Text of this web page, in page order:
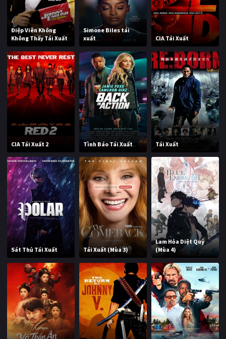
Điệp Viên Không
Không Thấy Tái Xuất
Simone Biles tái
xuất
CIA Tái Xuất
CIA Tái Xuất 2 Tình Báo Tái Xuất Tái Xuất
Sát Thủ Tái Xuất Tái Xuất (Mùa 3)
Lam Hỏa Diệt Quỷ
(Mùa 4)